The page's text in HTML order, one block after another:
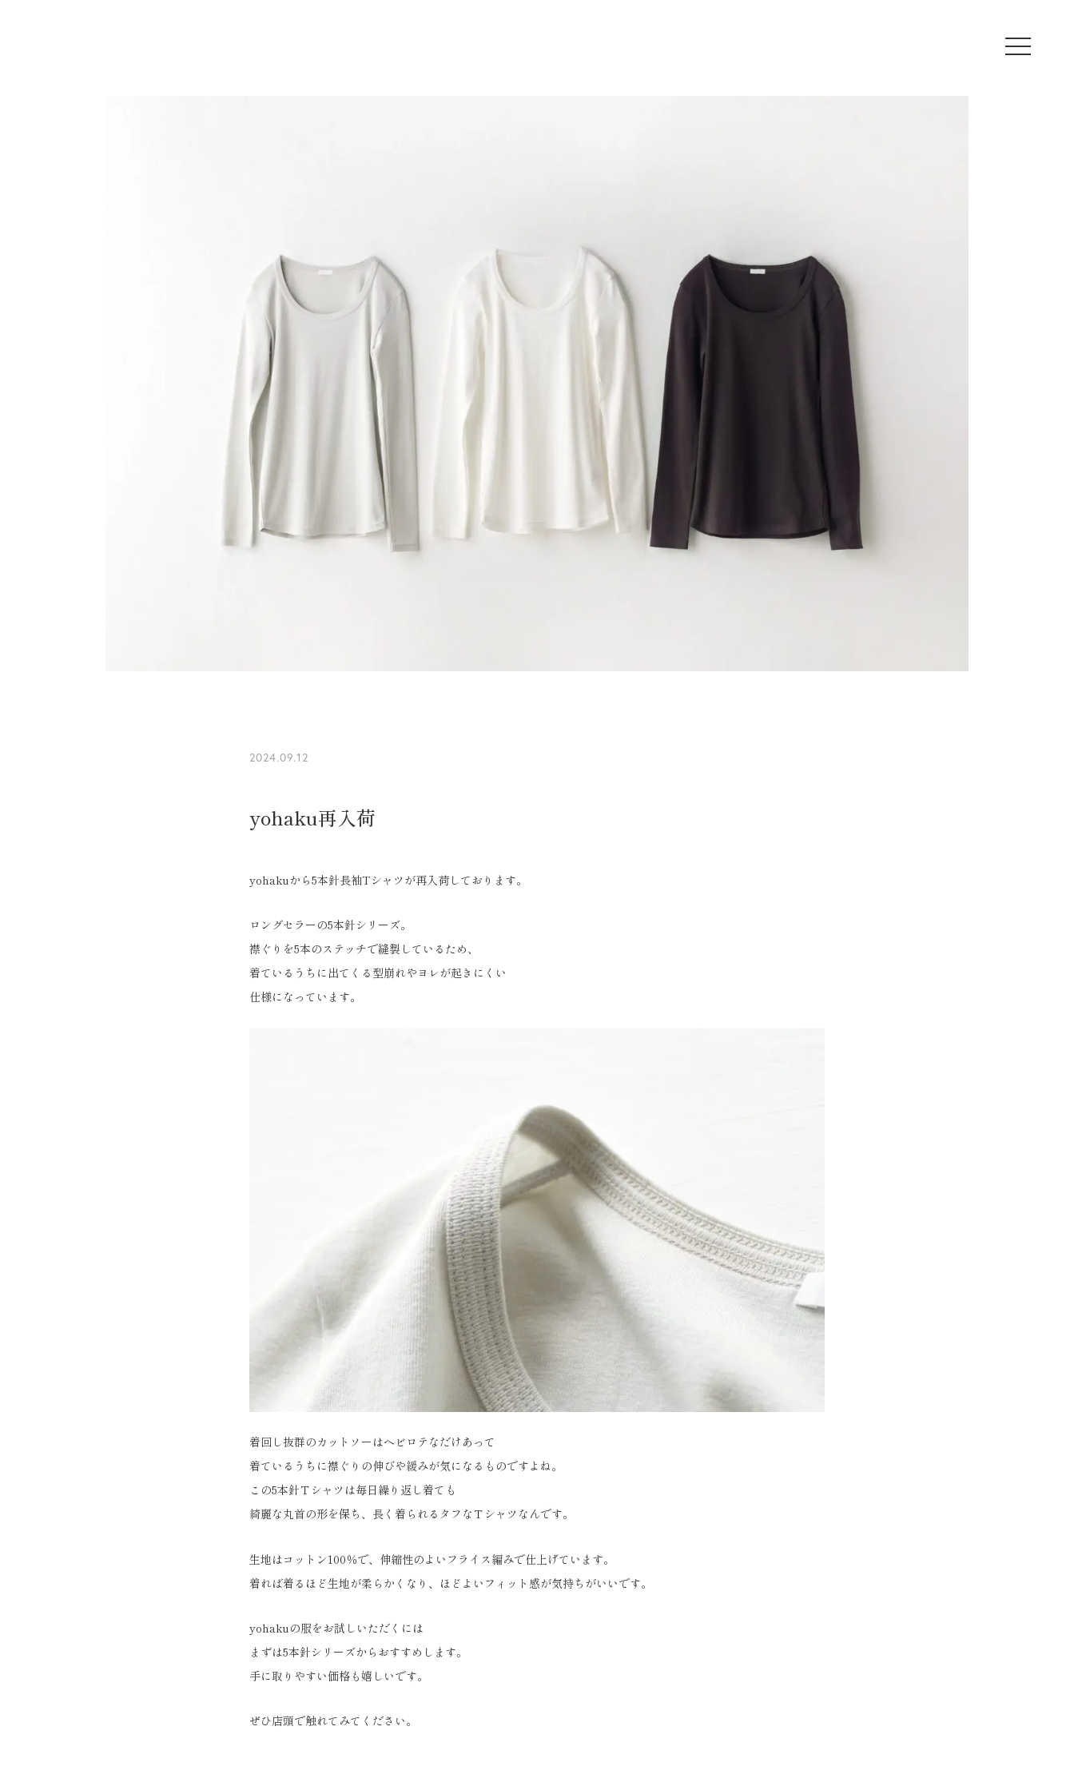
2024.09.12
yohaku再入荷
yohakuから5本針長袖Tシャツが再入荷しております。
ロングセラーの5本針シリーズ。
襟ぐりを5本のステッチで縫製しているため、
着ているうちに出てくる型崩れやヨレが起きにくい
仕様になっています。
着回し抜群のカットソーはヘビロテなだけあって
着ているうちに襟ぐりの伸びや緩みが気になるものですよね。
この5本針Ｔシャツは毎日繰り返し着ても
綺麗な丸首の形を保ち、長く着られるタフなＴシャツなんです。
生地はコットン100％で、伸縮性のよいフライス編みで仕上げています。
着れば着るほど生地が柔らかくなり、ほどよいフィット感が気持ちがいいです。
yohakuの服をお試しいただくには
まずは5本針シリーズからおすすめします。
手に取りやすい価格も嬉しいです。
ぜひ店頭で触れてみてください。